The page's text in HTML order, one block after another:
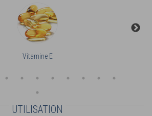
Vitamine E
UTILISATION